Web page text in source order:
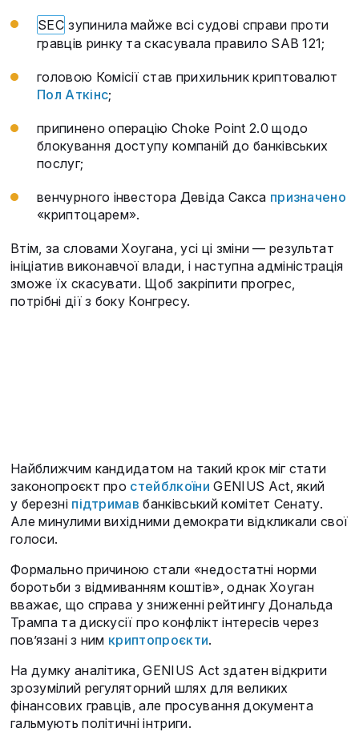
SEC зупинила майже всі судові справи проти
гравців ринку та скасувала правило SAB 121;
головою Комісії став прихильник криптовалют
Пол Аткінс;
припинено операцію Choke Point 2.0 щодо
блокування доступу компаній до банківських
послуг;
венчурного інвестора Девіда Сакса призначено
«криптоцарем».
Втім, за словами Хоугана, усі ці зміни — результат
ініціатив виконавчої влади, і наступна адміністрація
зможе їх скасувати. Щоб закріпити прогрес,
потрібні дії з боку Конгресу.
Найближчим кандидатом на такий крок міг стати
законопроєкт про стейблкоїни GENIUS Act, який
у березні підтримав банківський комітет Сенату.
Але минулими вихідними демократи відкликали свої
голоси.
Формально причиною стали «недостатні норми
боротьби з відмиванням коштів», однак Хоуган
вважає, що справа у зниженні рейтингу Дональда
Трампа та дискусії про конфлікт інтересів через
пов’язані з ним криптопроєкти.
На думку аналітика, GENIUS Act здатен відкрити
зрозумілий регуляторний шлях для великих
фінансових гравців, але просування документа
гальмують політичні інтриги.